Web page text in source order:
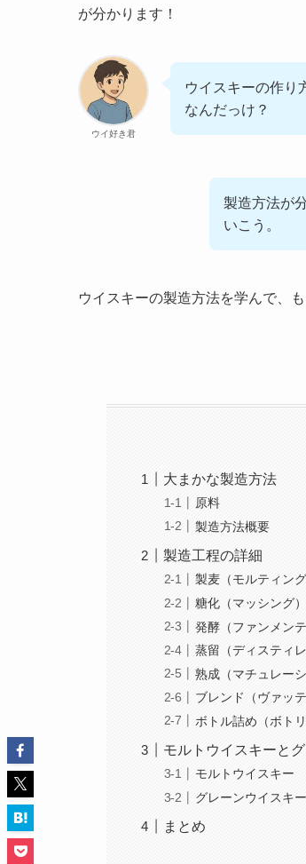
が分かります！
ウイ好き君
ウイスキーの作
なんだっけ？
製造方法が
いこう。
ウイスキーの製造方法を学んで、
大まかな製造方法
原料
製造方法概要
製造工程の詳細
製麦（モルティン
糖化（マッシング）
発酵（ファンメン
蒸留（ディスティ
熟成（マチュレー
ブレンド（ヴァッ
ボトル詰め（ボト
モルトウイスキーと
モルトウイスキー
グレーンウイスキー
まとめ